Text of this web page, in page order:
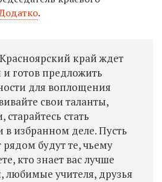
.
край ждет
готов предложить
для воплощения
свои таланты,
старайтесь стать
избранном деле. Пусть
будут те, чьему
кто знает вас лучше
любимые учителя, друзья